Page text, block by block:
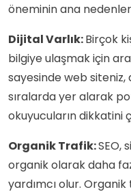
öneminin ana
Dijital Varlık:Birçok
bilgiye ulaşmak için
sayesinde web siteniz,
sıralarda yer alarak
okuyucuların dikkatini
Organik Trafik:SEO,
organik olarak daha
yardımcı olur.